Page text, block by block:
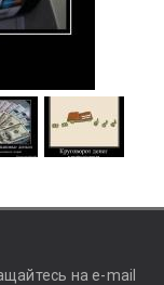
на e-mail